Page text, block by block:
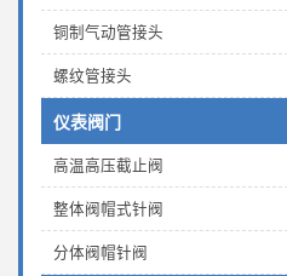
铜制气动管接头
螺纹管接头
仪表阀门
高温高压截止阀
整体阀帽式针阀
分体阀帽针阀